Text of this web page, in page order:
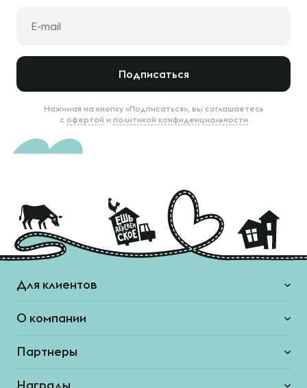
Подписаться
Нажимая на кнопку «Подписаться», вы соглашаетесь
с офертой и политикой конфиденциальности
Для клиентов
О компании
Партнеры
Награды